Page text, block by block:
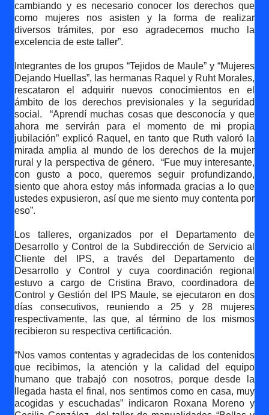
cambiando y es necesario conocer los derechos que
como mujeres nos asisten y la forma de realizar
diversos trámites, por eso agradecemos mucho la
excelencia de este taller”.
Integrantes de los grupos “Tejidos de Maule” y “Mujeres
Dejando Huellas”, las hermanas Raquel y Ruht Morales,
rescataron el adquirir nuevos conocimientos en el
ámbito de los derechos previsionales y la seguridad
social.
“Aprendí muchas cosas que desconocía y que
ahora me servirán para el momento de mi propia
jubilación” explicó Raquel, en tanto que Ruth valoró la
mirada amplia al mundo de los derechos de la mujer
rural y la perspectiva de género.
“Fue muy interesante,
con gusto a poco, queremos seguir profundizando,
siento que ahora estoy más informada gracias a lo que
ustedes expusieron, así que me siento muy contenta por
eso”.
Los talleres, organizados por el Departamento de
Desarrollo y Control de la Subdirección de Servicio al
Cliente del IPS, a través del Departamento de
Desarrollo y Control y cuya coordinación regional
estuvo a cargo de Cristina Bravo, coordinadora de
Control y Gestión del IPS Maule, se ejecutaron en dos
días consecutivos, reuniendo a 25 y 28 mujeres
respectivamente, las que, al término de los mismos
recibieron su respectiva certificación.
“Nos vamos contentas y agradecidas de los contenidos
que recibimos, la atención y la calidad del equipo
humano que trabajó con nosotros, porque desde la
llegada hasta el final, nos sentimos como en casa, muy
acogidas y escuchadas” indicaron Roxana Moreno y